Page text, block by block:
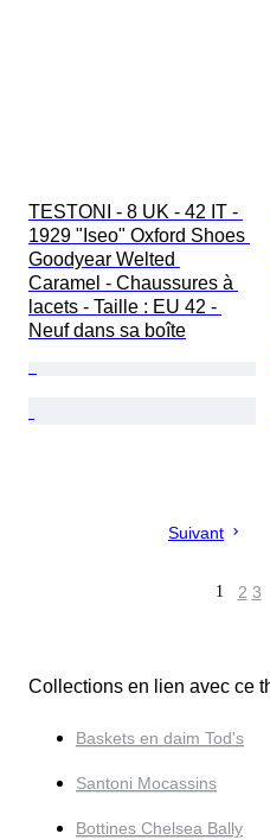
TESTONI - 8 UK - 42 IT -
1929 "Iseo" Oxford Shoes
Goodyear Welted
Caramel - Chaussures à
lacets - Taille : EU 42 -
Neuf dans sa boîte
Suivant
1 2 3
Collections en lien avec ce
Baskets en daim Tod's
Santoni Mocassins
Bottines Chelsea Bally